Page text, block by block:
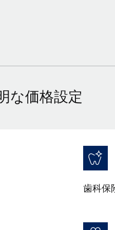
な価格設定
歯科保